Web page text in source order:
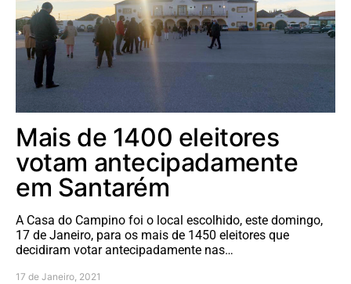
Mais de 1400 eleitores
votam antecipadamente
em Santarém
A Casa do Campino foi o local escolhido, este domingo,
17 de Janeiro, para os mais de 1450 eleitores que
decidiram votar antecipadamente nas…
17 de Janeiro, 2021